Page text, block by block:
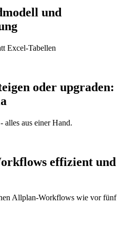
und
Excel-Tabellen
oder upgraden:
alles aus einer Hand.
effizient und
Allplan-Workflows wie vor fünf